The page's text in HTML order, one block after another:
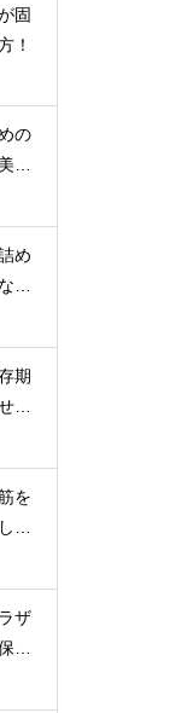
固
！
の
味
め
入
期
る
を
い
ザ
つ